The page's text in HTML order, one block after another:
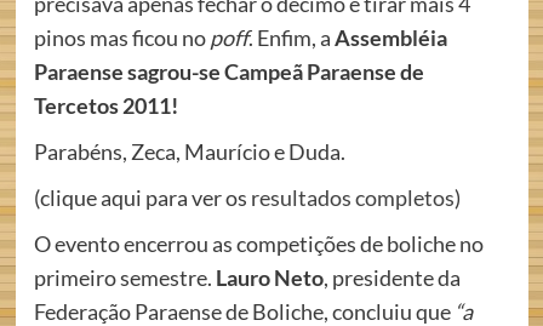
pinos mas ficou nopoff. Enfim, aAssembléia
Paraense sagrou-se Campeã Paraense de
Tercetos 2011!
Parabéns, Zeca, Maurício e Duda.
(clique aqui para ver os resultados completos)
O evento encerrou as competições de boliche no
primeiro semestre. Lauro Neto, presidente da
Federação Paraense de Boliche, concluiu que “a